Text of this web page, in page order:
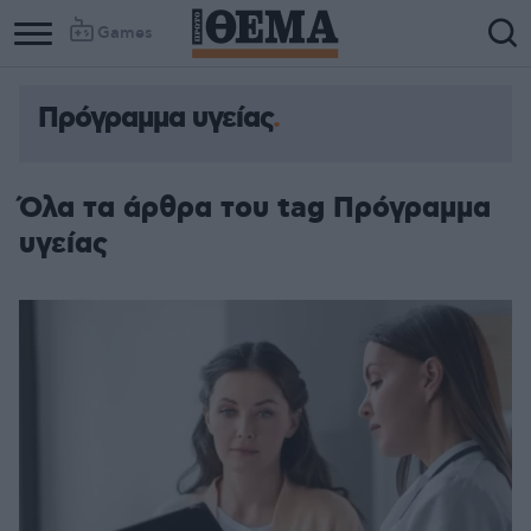
Games
Πρόγραμμα υγείας
Όλα τα άρθρα του tag Πρόγραμμα
υγείας